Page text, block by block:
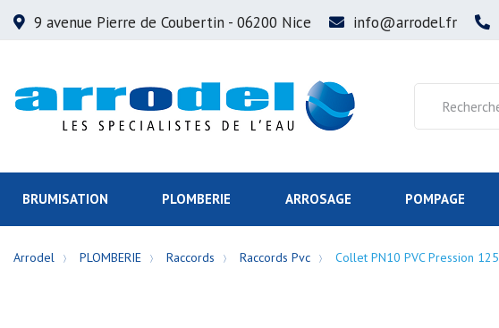
9 avenue Pierre de Coubertin - 06200 Nice info@arrodel.fr
BRUMISATION PLOMBERIE ARROSAGE POMPAGE
Arrodel PLOMBERIE Raccords Raccords Pvc Collet PN10 PVC Pression 125